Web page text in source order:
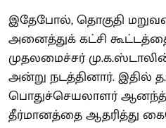
இதேபோல், தொகுதி
அனைத்துக் கட்சி
முதலமைச்சர் மு.க.ஸ்டாலின்
அன்று நடத்தினார். இதில்
பொதுச்செயலாளர்
தீர்மானத்தை ஆதரித்து